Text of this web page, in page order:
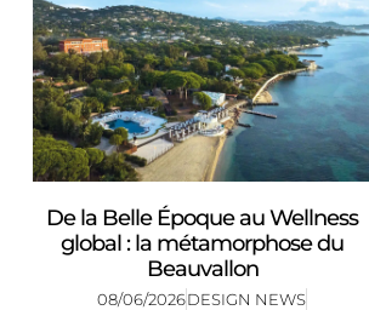
De la Belle Époque au Wellness
global : la métamorphose du
Beauvallon
08/06/2026DESIGN NEWS